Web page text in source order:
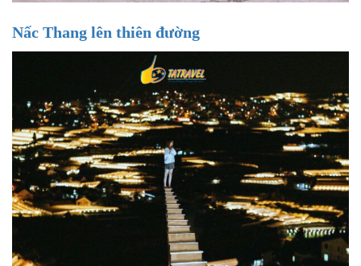
Nấc Thang lên thiên đường